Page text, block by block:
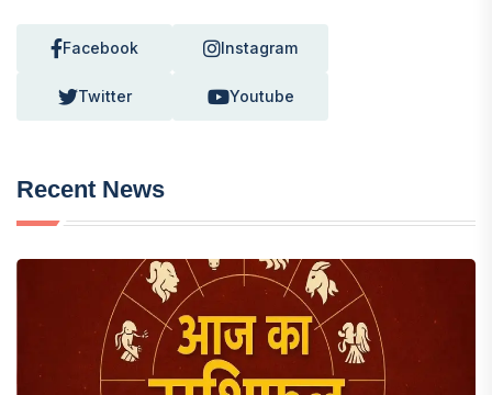
Facebook Instagram
Twitter Youtube
Recent News